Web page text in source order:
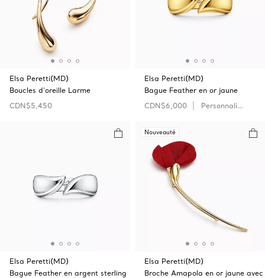
Elsa Peretti(MD)
Boucles d'oreille Larme
CDN$5,450
Elsa Peretti(MD)
Bague Feather en or jaune
CDN$6,000
Personnaliser
Elsa Peretti(MD)
Bague Feather en argent sterling
Nouveauté
Elsa Peretti(MD)
Broche Amapola en or jaune avec